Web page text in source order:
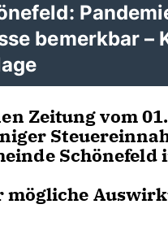
bemerkbar –
Zeitung vom
Schönefeld
mögliche